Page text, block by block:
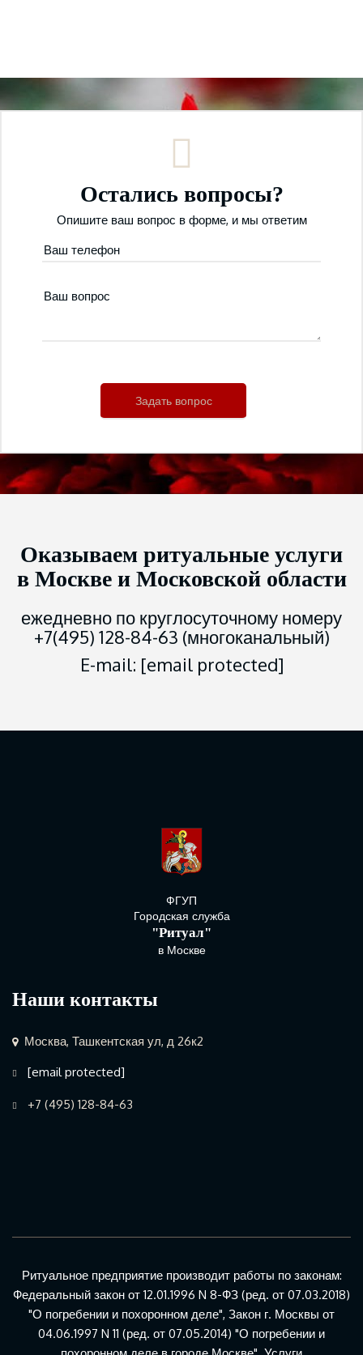
Остались вопросы?
Опишите ваш вопрос в форме, и мы ответим
Оказываем ритуальные услуги
в Москве и Московской области
ежедневно по круглосуточному номеру
+7(495) 128-84-63 (многоканальный)
E-mail: [email protected]
ФГУП
Городская служба
"Ритуал"
в Москве
Наши контакты
Москва, Ташкентская ул, д 26к2
[email protected]
+7 (495) 128-84-63
Ритуальное предприятие производит работы по законам:
Федеральный закон от 12.01.1996 N 8-ФЗ (ред. от 07.03.2018)
"О погребении и похоронном деле", Закон г. Москвы от
04.06.1997 N 11 (ред. от 07.05.2014) "О погребении и